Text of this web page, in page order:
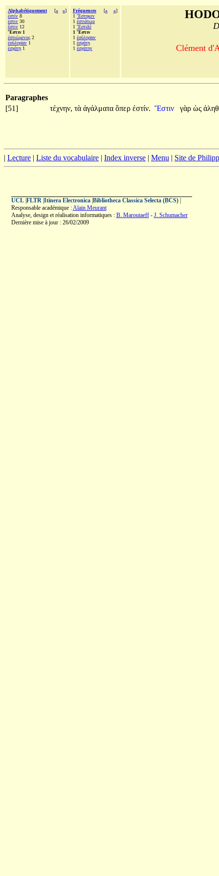
Alphabétiquement [« »]
ἐστίν 8
ἐστιν 30
ἔστιν 12
Ἔστιν 1
ἑστιώμενος 2
ἐσύλησαν 1
ἐσχάτῃ 1
Fréquences [« »]
1 Ἕστηκεν
1 ἑστιάτωρ
1 Ἔστιδὲ
1 Ἔστιν
1 ἐσύλησαν
1 ἐσχάτῃ
1 ἐσχάτην Clément
Paragraphes
[51]
τέχνην, τὰ ἀγάλματα ὅπερ ἐστίν. Ἔστιν γὰρ ὡς
| Lecture | Liste du vocabulaire | Index inverse | Menu | Site de
UCL| FLTR| Itinera Electronica| Bibliotheca Classica Selecta (BCS)|
Responsable académique :Alain Meurant
Analyse, design et réalisation informatiques : B. Maroutaeff- J. Schumacher
Dernière mise à jour : 26/02/2009